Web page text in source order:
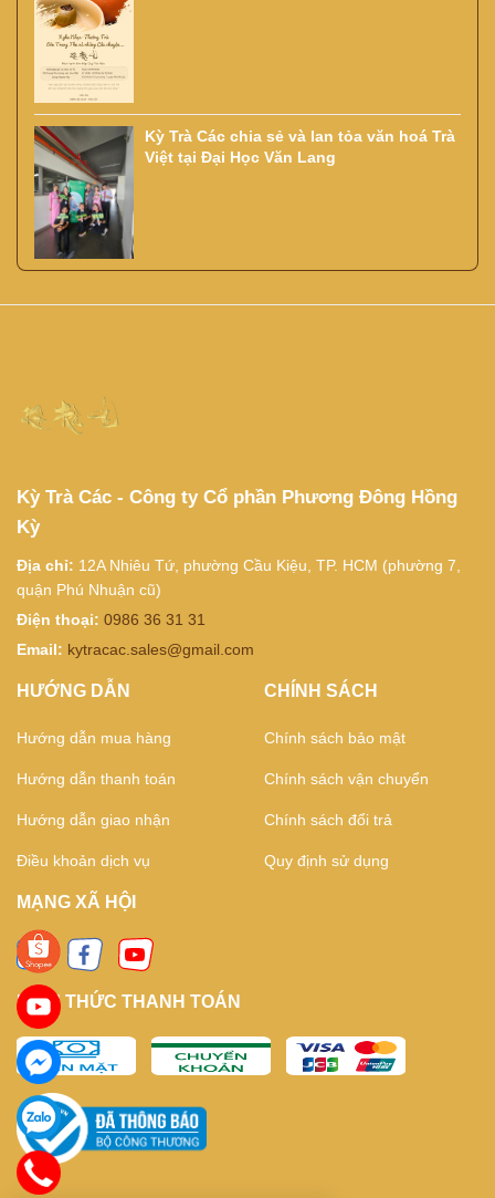
Kỳ Trà Các chia sẻ và lan tỏa văn hoá Trà
Việt tại Đại Học Văn Lang
Kỳ Trà Các - Công ty Cổ phần Phương Đông Hồng
Kỳ
Địa chỉ: 12A Nhiêu Tứ, phường Cầu Kiệu, TP. HCM (phường 7,
quận Phú Nhuận cũ)
Điện thoại: 0986 36 31 31
Email: kytracac.sales@gmail.com
HƯỚNG DẪN
Hướng dẫn mua hàng
Hướng dẫn thanh toán
Hướng dẫn giao nhận
Điều khoản dịch vụ
CHÍNH SÁCH
Chính sách bảo mật
Chính sách vận chuyển
Chính sách đổi trả
Quy định sử dụng
MẠNG XÃ HỘI
HÌNH THỨC THANH TOÁN